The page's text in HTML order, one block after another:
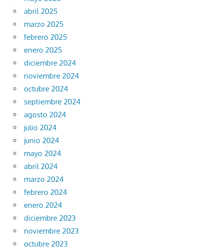
abril 2025
marzo 2025
febrero 2025
enero 2025
diciembre 2024
noviembre 2024
octubre 2024
septiembre 2024
agosto 2024
julio 2024
junio 2024
mayo 2024
abril 2024
marzo 2024
febrero 2024
enero 2024
diciembre 2023
noviembre 2023
octubre 2023